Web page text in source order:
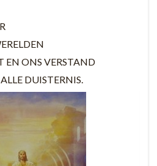
EN ONS VERSTAND
DUISTERNIS.